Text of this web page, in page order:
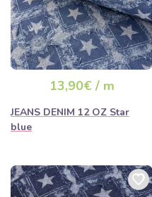
13,90€ / m
JEANS DENIM 12 OZ Star
blue